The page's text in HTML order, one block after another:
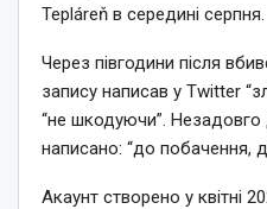
Tepláreň в середині серпня.
Через півгодини після
запису написав у Twitter
“не шкодуючи”. Незадовго
написано: “до побачення,
Акаунт створено у квітні